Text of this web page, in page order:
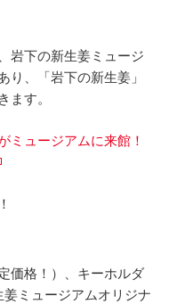
岩下の新生姜ミュージ
、「岩下の新生姜」
す。
ミュージアムに来館！
価格！）、キーホルダ
ミュージアムオリジナ